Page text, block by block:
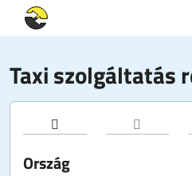
Taxi szolgáltatás
Ország